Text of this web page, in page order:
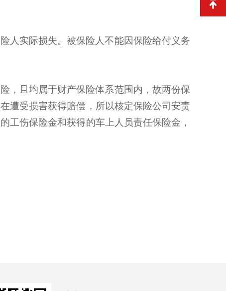
人实际损失。被保险人不能因保险给付义务
，且均属于财产保险体系范围内，故两份保
遭受损害获得赔偿，所以核定保险公司安责
工伤保险金和获得的车上人员责任保险金，